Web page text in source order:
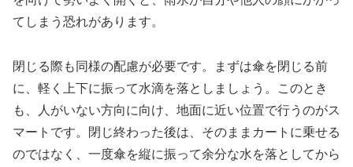
てしまう恐れがあります。
閉じる際も同様の配慮が必要です。まずは傘を閉じる前
に、軽く上下に振って水滴を落としましょう。このとき
も、人がいない方向に向け、地面に近い位置で行うのがス
マートです。閉じ終わった後は、そのままカートに乗せる
のではなく、一度傘を縦に振って余分な水を落としてから